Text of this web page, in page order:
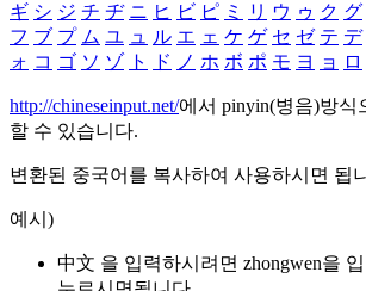
ギ シ ジ チ ヂ ニ ヒ ビ ピ ミ リ ウ ゥ ク グ
フ ブ プ ム ユ ュ ル エ ェ ケ ゲ セ ゼ テ デ
ォ コ ゴ ソ ゾ ト ド ノ ホ ボ ポ モ ヨ ョ ロ
http://chineseinput.net/에서 pinyin(병음)방식
할 수 있습니다.
변환된 중국어를 복사하여 사용하시면 됩
예시)
中文 을 입력하시려면 zhongwen을